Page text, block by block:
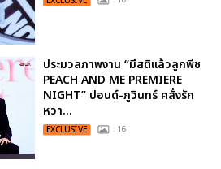
ประมวลภาพงาน “มีสติแล้วลูกพีช
PEACH AND ME PREMIERE
NIGHT” ปอนด์-ภูวินทร์ คลั่งรัก
หวา...
EXCLUSIVE : 16